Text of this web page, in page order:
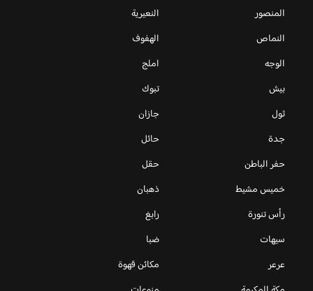
المنصور
النعيرية
النماص
الهفوف
الوجه
املج
بيش
تبوك
ثول
جازان
جدة
حائل
حفر الباطن
حقل
خميس مشيط
ذهبان
رأس تنورة
رابغ
سيهات
ضبا
عرعر
مكائن قهوة